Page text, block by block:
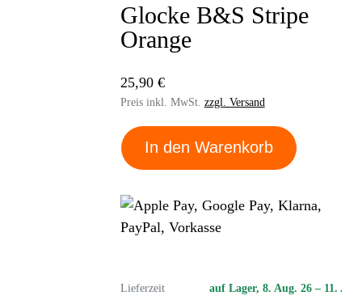
Glocke B&S Stripe
Orange
25,90 €
Preis inkl. MwSt. zzgl. Versand
In den Warenkorb
Lieferzeit auf Lager, 8. Aug. 26 – 11.